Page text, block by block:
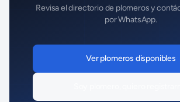
Revisa el directorio de plomerosy
por WhatsApp.
Verplomeros disponibles